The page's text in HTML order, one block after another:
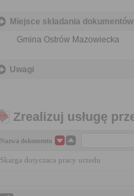
Miejsce składania dokumentów
Gmina Ostrów Mazowiecka
Uwagi
Zrealizuj usługę
Nazwa dokumentu
Skarga dotyczaca pracy urzedu